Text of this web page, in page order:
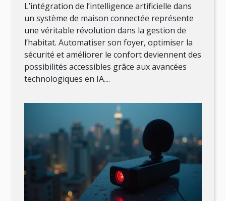
L’intégration de l’intelligence artificielle dans
un système de maison connectée représente
une véritable révolution dans la gestion de
l’habitat. Automatiser son foyer, optimiser la
sécurité et améliorer le confort deviennent des
possibilités accessibles grâce aux avancées
technologiques en IA....